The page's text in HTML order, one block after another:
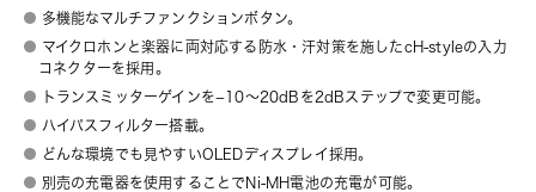
多機能なマルチファンクションボタン。
マイクロホンと楽器に両対応する防水・汗対策を施したcH-styleの入力
コネクターを採用。
トランスミッターゲインを−10～20dBを2dBステップで変更可能。
ハイパスフィルター搭載。
どんな環境でも見やすいOLEDディスプレイ採用。
別売の充電器を使用することでNi-MH電池の充電が可能。